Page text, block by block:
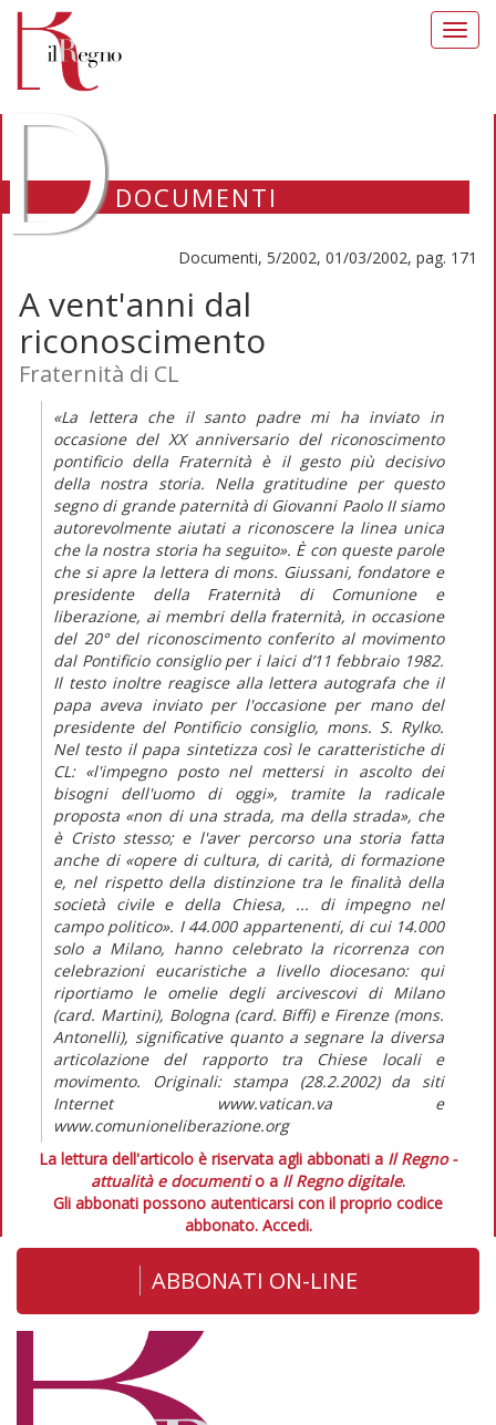
DOCUMENTI
Documenti, 5/2002, 01/03/2002, pag. 171
A vent'anni dal
riconoscimento
Fraternità di CL
«La lettera che il santo padre mi ha inviato in
occasione del XX anniversario del riconoscimento
pontificio della Fraternità è il gesto più decisivo
della nostra storia. Nella gratitudine per questo
segno di grande paternità di Giovanni Paolo II siamo
autorevolmente aiutati a riconoscere la linea unica
che la nostra storia ha seguito». È con queste parole
che si apre la lettera di mons. Giussani, fondatore e
presidente della Fraternità di Comunione e
liberazione, ai membri della fraternità, in occasione
del 20° del riconoscimento conferito al movimento
dal Pontificio consiglio per i laici d’11 febbraio 1982.
Il testo inoltre reagisce alla lettera autografa che il
papa aveva inviato per l'occasione per mano del
presidente del Pontificio consiglio, mons. S. Rylko.
Nel testo il papa sintetizza così le caratteristiche di
CL: «l'impegno posto nel mettersi in ascolto dei
bisogni dell'uomo di oggi», tramite la radicale
proposta «non di una strada, ma della strada», che
è Cristo stesso; e l'aver percorso una storia fatta
anche di «opere di cultura, di carità, di formazione
e, nel rispetto della distinzione tra le finalità della
società civile e della Chiesa, ... di impegno nel
campo politico». I 44.000 appartenenti, di cui 14.000
solo a Milano, hanno celebrato la ricorrenza con
celebrazioni eucaristiche a livello diocesano: qui
riportiamo le omelie degli arcivescovi di Milano
(card. Martini), Bologna (card. Biffi) e Firenze (mons.
Antonelli), significative quanto a segnare la diversa
articolazione del rapporto tra Chiese locali e
movimento. Originali: stampa (28.2.2002) da siti
Internet www.vatican.va e
www.comunioneliberazione.org
La lettura dell'articolo è riservata agli abbonati a Il Regno -
attualità e documentio a Il Regno digitale.
Gli abbonati possono autenticarsi con il proprio codice
abbonato. Accedi.
ABBONATI ON-LINE